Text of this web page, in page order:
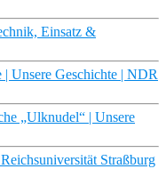
Einsatz &
Unsere Geschichte | NDR
„Ulknudel“ | Unsere
Straßburg